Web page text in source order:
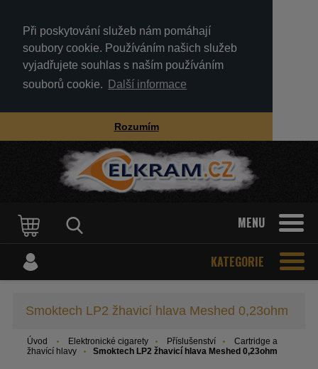
Při poskytování služeb nám pomáhají
soubory cookie. Používáním našich služeb
vyjadřujete souhlas s naším používáním
souborů cookie.
Další informace
Rozumím
MENU
KATEGORIE
Smoktech LP2 žhavicí hlava Meshed 0,23ohm
Úvod Elektronické cigarety Příslušenství
Cartridge a
žhavící hlavy
Smoktech LP2 žhavicí hlava Meshed 0,23ohm